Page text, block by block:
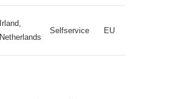
Irland,
Netherlands
Selfservice EU